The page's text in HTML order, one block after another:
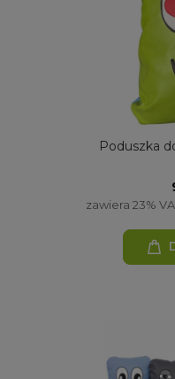
Poduszka
zawiera 23%